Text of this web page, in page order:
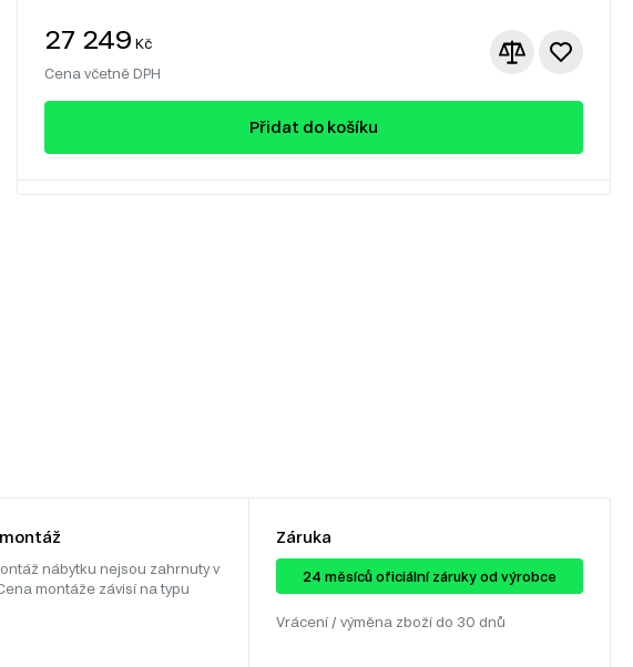
27 249 Kč
Cena včetně DPH
Přidat do košíku
nábytku nejsou zahrnuty v
montáže závisí na typu
Záruka
24 ​​​​měsíců oficiální záruky od výrobce
Vrácení / výměna zboží do 30 dnů